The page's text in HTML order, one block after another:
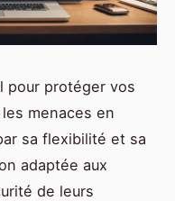
pour protéger vos
menaces en
sa flexibilité et sa
adaptée aux
de leurs